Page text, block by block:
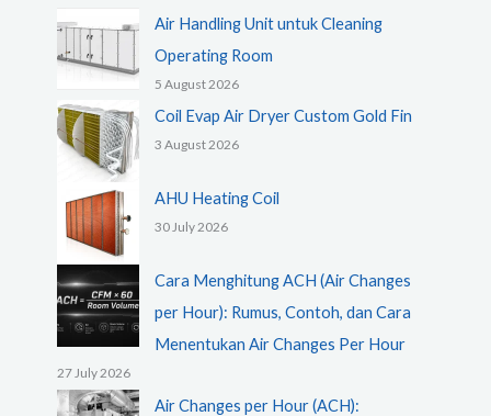
Air Handling Unit untuk Cleaning
Operating Room
5 August 2026
Coil Evap Air Dryer Custom Gold Fin
3 August 2026
AHU Heating Coil
30 July 2026
Cara Menghitung ACH (Air Changes
per Hour): Rumus, Contoh, dan Cara
Menentukan Air Changes Per Hour
27 July 2026
Air Changes per Hour (ACH):